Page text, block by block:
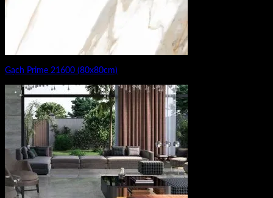
Gạch Prime 21600 (80x80cm)